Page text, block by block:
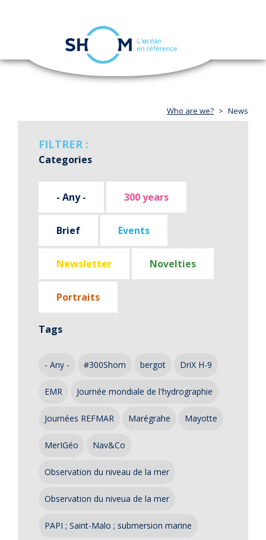
Skip
navigation
Who are we? News
FILTRER :
Categories
- Any - 300 years
Brief Events
Newsletter Novelties
Portraits
Tags
- Any - #300Shom bergot DriX H-9
EMR Journée mondiale de l'hydrographie
Journées REFMAR Marégrahe Mayotte
MerIGéo Nav&Co
Observation du niveau de la mer
Observation du niveua de la mer
PAPI ; Saint-Malo ; submersion marine